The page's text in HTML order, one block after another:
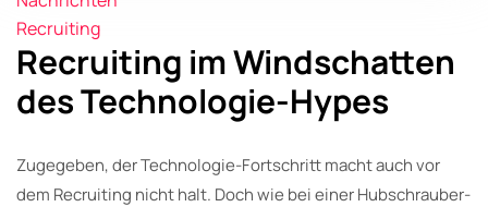
Recruiting
Recruiting im Windschatten
des Technologie-Hypes
Zugegeben, der Technologie-Fortschritt macht auch vor
dem Recruiting nicht halt. Doch wie bei einer Hubschrauber-